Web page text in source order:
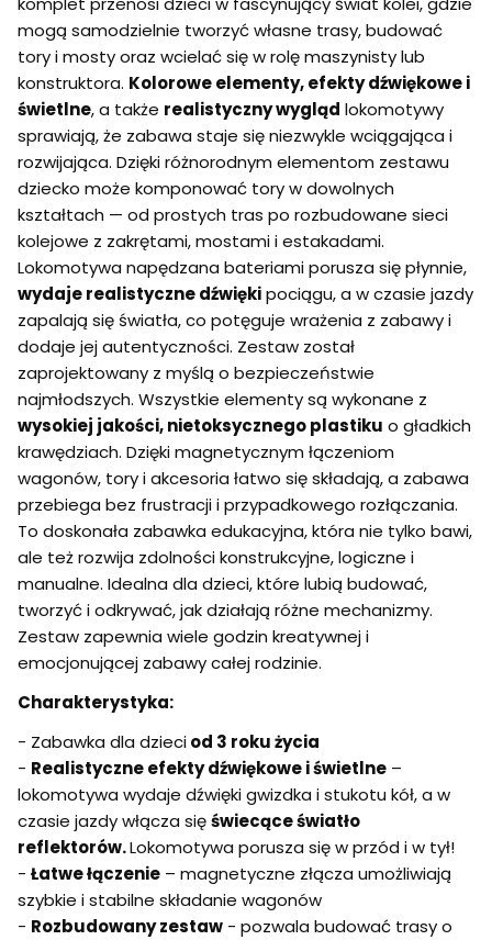
mogą samodzielnie tworzyć własne trasy, budować
tory i mosty oraz wcielać się w rolę maszynisty lub
konstruktora. Kolorowe elementy, efekty dźwiękowe i
świetlne, a także realistyczny wygląd lokomotywy
sprawiają, że zabawa staje się niezwykle wciągająca i
rozwijająca. Dzięki różnorodnym elementom zestawu
dziecko może komponować tory w dowolnych
kształtach — od prostych tras po rozbudowane sieci
kolejowe z zakrętami, mostami i estakadami.
Lokomotywa napędzana bateriami porusza się płynnie,
wydaje realistyczne dźwiękipociągu, a w czasie jazdy
zapalają się światła, co potęguje wrażenia z zabawy i
dodaje jej autentyczności. Zestaw został
zaprojektowany z myślą o bezpieczeństwie
najmłodszych. Wszystkie elementy są wykonane z
wysokiej jakości, nietoksycznego plastiku o gładkich
krawędziach. Dzięki magnetycznym łączeniom
wagonów, tory i akcesoria łatwo się składają, a zabawa
przebiega bez frustracji i przypadkowego rozłączania.
To doskonała zabawka edukacyjna, która nie tylko bawi,
ale też rozwija zdolności konstrukcyjne, logiczne i
manualne. Idealna dla dzieci, które lubią budować,
tworzyć i odkrywać, jak działają różne mechanizmy.
Zestaw zapewnia wiele godzin kreatywnej i
emocjonującej zabawy całej rodzinie.
Charakterystyka:
- Zabawka dla dzieciod 3 roku życia
- Realistyczne efekty dźwiękowe i świetlne –
lokomotywa wydaje dźwięki gwizdka i stukotu kół, a w
czasie jazdy włącza sięświecące światło
reflektorów.Lokomotywa porusza się w przód i w tył!
- Łatwe łączenie – magnetyczne złącza umożliwiają
szybkie i stabilne składanie wagonów
- Rozbudowany zestaw - pozwala budować trasy o